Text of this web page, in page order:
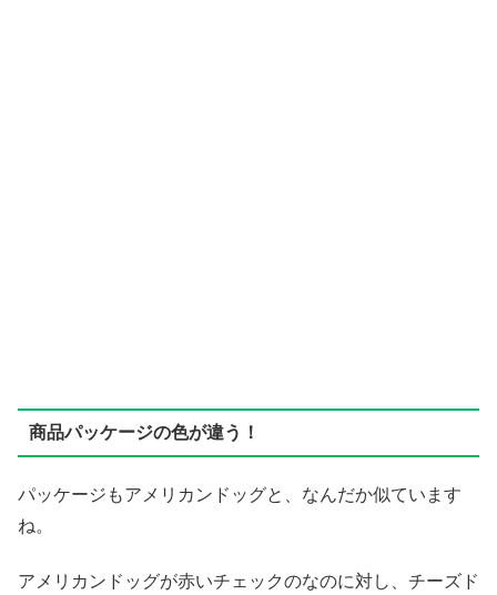
商品パッケージの色が違う！
パッケージもアメリカンドッグと、なんだか似ています
ね。
アメリカンドッグが赤いチェックのなのに対し、チーズド